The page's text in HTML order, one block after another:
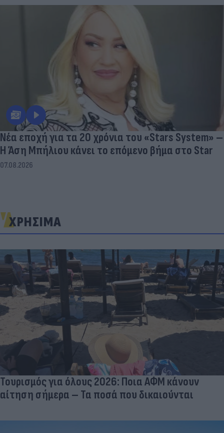
Νέα εποχή για τα 20 χρόνια του «Stars System» –
Η Άση Μπήλιου κάνει το επόμενο βήμα στο Star
07.08.2026
ΧΡΗΣΙΜΑ
Τουρισμός για όλους 2026: Ποια ΑΦΜ κάνουν
αίτηση σήμερα – Τα ποσά που δικαιούνται